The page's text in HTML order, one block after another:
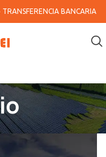
BANCARIA